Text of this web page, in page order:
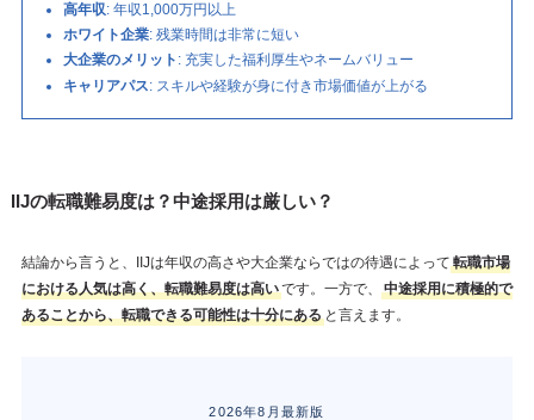
高年収: 年収1,000万円以上
ホワイト企業: 残業時間は非常に短い
大企業のメリット : 充実した福利厚生やネームバリュー
キャリアパス: スキルや経験が身に付き市場価値が上がる
IIJの転職難易度は？中途採用は厳しい？
結論から言うと、IIJは年収の高さや大企業ならではの待遇によって 転職市場
における人気は高く、転職難易度は高いです。一方で、
中途採用に積極的で
あることから、転職できる可能性は十分にある と言えます。
2026年8月最新版